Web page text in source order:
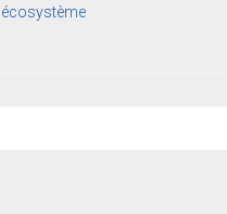
écosystème